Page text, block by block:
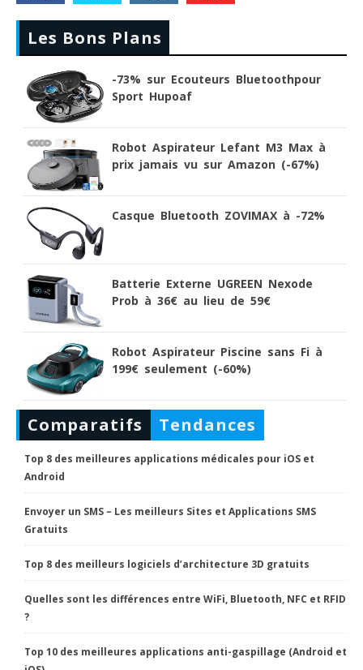
Les Bons Plans
-73% sur Ecouteurs Bluetoothpour
Sport Hupoaf
Robot Aspirateur Lefant M3 Max à
prix jamais vu sur Amazon (-67%)
Casque Bluetooth ZOVIMAX à -72%
Batterie Externe UGREEN Nexode
Prob à 36€ au lieu de 59€
Robot Aspirateur Piscine sans Fi à
199€ seulement (-60%)
Comparatifs Tendances
Top 8 des meilleures applications médicales pour iOS et
Android
Envoyer un SMS – Les meilleurs Sites et Applications SMS
Gratuits
Top 8 des meilleurs logiciels d’architecture 3D gratuits
Quelles sont les différences entre WiFi, Bluetooth, NFC et RFID
?
Top 10 des meilleures applications anti-gaspillage (Android et